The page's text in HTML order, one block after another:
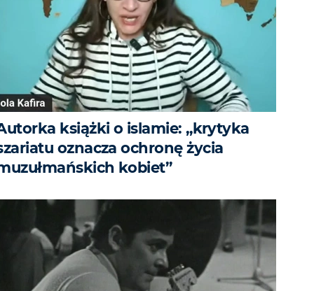
książki o islamie: „krytyka
oznacza ochronę życia
kobiet”